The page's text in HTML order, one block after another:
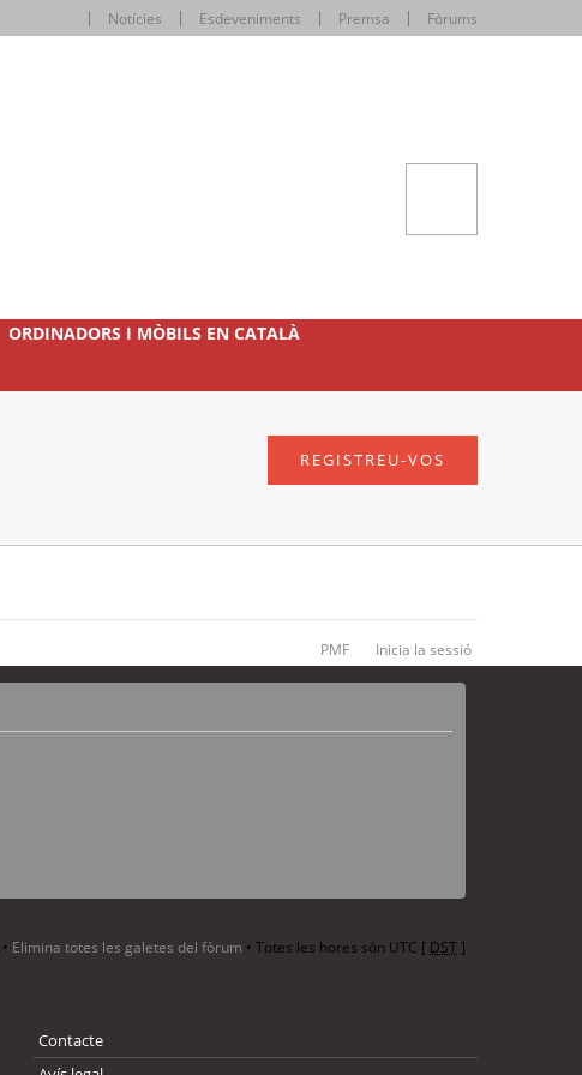
Notícies Esdeveniments Premsa Fòrums
ORDINADORS I MÒBILS EN CATALÀ
REGISTREU-VOS
PMF Inicia la sessió
• Elimina totes les galetes del fòrum • Totes les hores són UTC [ DST]
Contacte